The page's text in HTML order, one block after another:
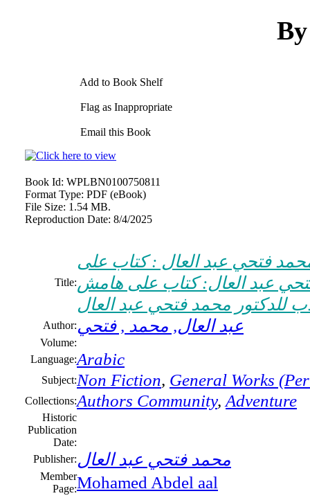
Add to Book Shelf
Flag as Inappropriate
Email this Book
Book Id: WPLBN0100750811
Format Type: PDF (eBook)
File Size: 1.54 MB.
Reproduction Date: 8/4/2025
Title:
فتحي عبد العال : كتاب على
عبد العال: كتاب على هامش
للدكتور محمد فتحي عبد العال
Author:عبد العال, محمد , فتحي
Volume:
Language:Arabic
Subject:Non Fiction, General Works
Collections:Authors Community,Adventure
Historic
Publication
Date:
Publisher:محمد فتحي عبد العال
Member
Page:Mohamed Abdel aal